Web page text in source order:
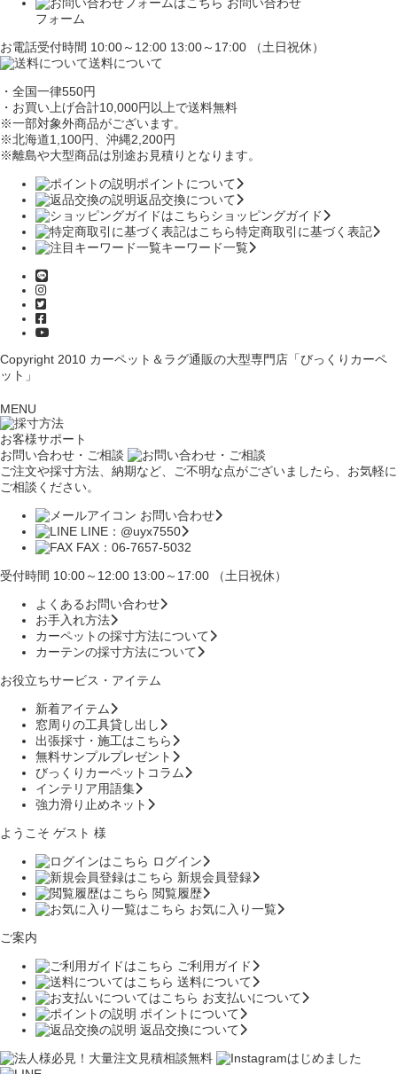
お問い合わせ
フォーム
お電話受付時間 10:00～12:00 13:00～17:00 （土日祝休）
送料について
・全国一律550円
・お買い上げ合計10,000円 以上で送料無料
※一部対象外商品がございます。
※北海道1,100円、沖縄2,200円
※離島や大型商品は別途お見積りとなります。
ポイントについて
返品交換について
ショッピングガイド
特定商取引に基づく表記
キーワード一覧
Copyright 2010 カーペット＆ラグ通販の大型専門店「びっくりカーペ
ット」
MENU
お客様サポート
お問い合わせ・ご相談
ご注文や採寸方法、納期など、ご不明な点がございましたら、お気軽に
ご相談ください。
お問い合わせ
LINE：@uyx7550
FAX：06-7657-5032
受付時間 10:00～12:00 13:00～17:00 （土日祝休）
よくあるお問い合わせ
お手入れ方法
カーペットの採寸方法について
カーテンの採寸方法について
お役立ちサービス・アイテム
新着アイテム
窓周りの工具貸し出し
出張採寸・施工はこちら
無料サンプルプレゼント
びっくりカーペットコラム
インテリア用語集
強力滑り止めネット
ようこそ ゲスト 様
ログイン
新規会員登録
閲覧履歴
お気に入り一覧
ご案内
ご利用ガイド
送料について
お支払いについて
ポイントについて
返品交換について